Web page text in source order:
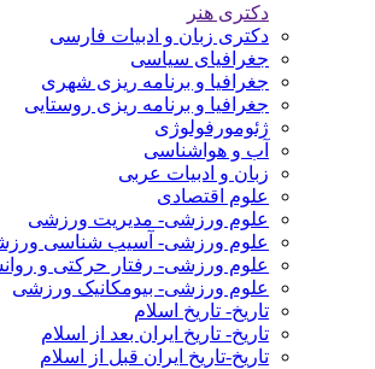
دکتری هنر
دکتری زبان و ادبیات فارسی
جغرافیای سیاسی
جغرافیا و برنامه ریزی شهری
جغرافیا و برنامه ریزی روستایی
ژئومورفولوژی
آب و هواشناسی
زبان و ادبیات عربی
علوم اقتصادی
علوم ورزشی- مدیریت ورزشی
علوم ورزشی- آسیب شناسی
علوم ورزشی- رفتار حرکتی و
علوم ورزشی- بیومکانیک ورزشی
تاریخ- تاریخ اسلام
تاریخ- تاریخ ایران بعد از اسلام
تاریخ-تاریخ ایران قبل از اسلام